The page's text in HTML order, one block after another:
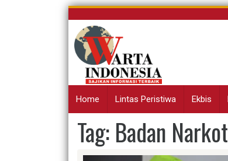
Skip
content
Home Lintas Peristiwa Ekbis
Tag: Badan